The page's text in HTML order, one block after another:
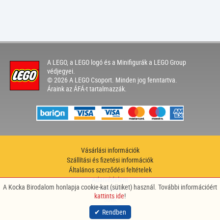
A LEGO, a LEGO logó és a Minifigurák a LEGO Group
védjegyei.
© 2026 A LEGO Csoport. Minden jog fenntartva.
Áraink az ÁFÁ-t tartalmazzák.
Vásárlási információk
Szállítási és fizetési információk
Általános szerződési feltételek
Adatvédelem
Hírlevél
Sütik
site bynitestyle
A Kocka Birodalom honlapja cookie-kat (sütiket) használ. További információért
kattints ide!
Rendben